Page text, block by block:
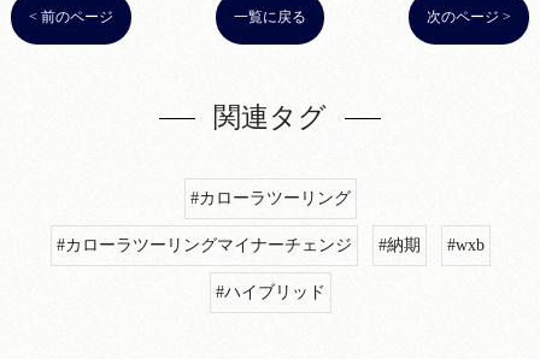
< 前のページ 一覧に戻る 次のページ >
関連タグ
#カローラツーリング
#カローラツーリングマイナーチェンジ #納期 #wxb
#ハイブリッド